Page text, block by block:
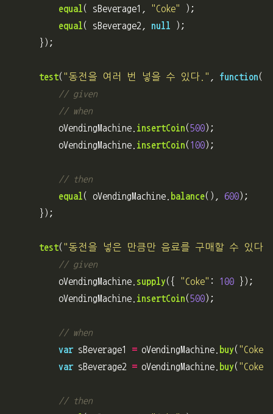
equal( sBeverage1 , "Coke"
);
equal( sBeverage2 , null
);
});
test( "동전을 여러 번 넣을 수 있다. " , function(){
// given
// when
oVendingMachine insertCoin(500);
oVendingMachine insertCoin( 100);
// then
equal( oVendingMachine balance(), 600);
});
test( "동전을 넣은 만큼만 음료를 구매할 수 있다.
// given
oVendingMachine supply({ "Coke" : 100 });
oVendingMachine insertCoin(500);
// when
var sBeverage1 = oVendingMachine buy( "Coke
var sBeverage2 = oVendingMachine buy( "Coke
// then